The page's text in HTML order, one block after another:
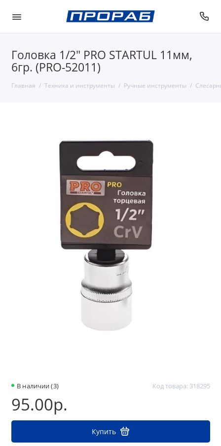
Головка 1/2" PRO STARTUL 11мм,
6гр. (PRO-52011)
Главная Техника и инструменты Ручные инструменты
В наличии (3) Код товара: 318295
95.00р.
Купить